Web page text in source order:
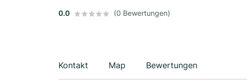
0.0 (0 Bewertungen)
Kontakt Map Bewertungen